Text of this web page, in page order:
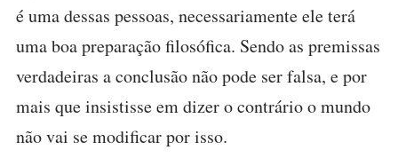
é uma dessas pessoas, necessariamente ele terá
uma boa preparação filosófica. Sendo as premissas
verdadeiras a conclusão não pode ser falsa, e por
mais que insistisse em dizer o contrário o mundo
não vai se modificar por isso.